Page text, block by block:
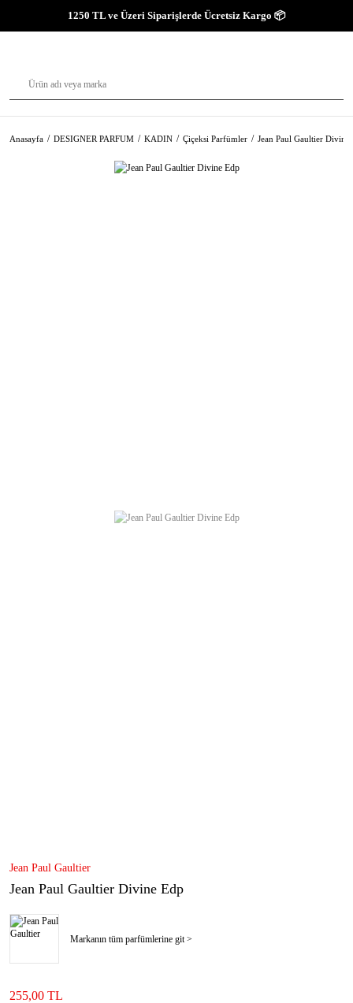
1250 TL ve Üzeri Siparişlerde Ücretsiz Kargo 📦
Anasayfa DESIGNER PARFUM KADIN Çiçeksi Parfümler Jean Paul Gaultier Divine
Jean Paul Gaultier
Jean Paul Gaultier Divine Edp
Markanın tüm parfümlerine git >
255,00 TL